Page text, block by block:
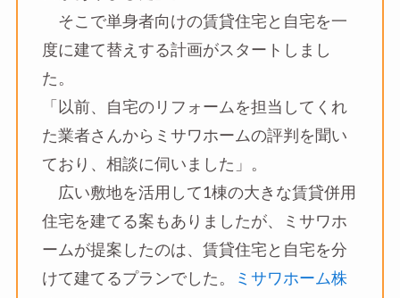
そこで単身者向けの賃貸住宅と自宅を一
度に建て替えする計画がスタートしまし
た。
「以前、自宅のリフォームを担当してくれ
た業者さんからミサワホームの評判を聞い
ており、相談に伺いました」。
広い敷地を活用して1棟の大きな賃貸併用
住宅を建てる案もありましたが、ミサワホ
ームが提案したのは、賃貸住宅と自宅を分
けて建てるプランでした。
ミサワホーム株